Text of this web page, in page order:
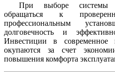
При выборе системы
обращаться к
профессиональным
долговечность и
Инвестиции в современное
окупаются за счет
повышения комфорта